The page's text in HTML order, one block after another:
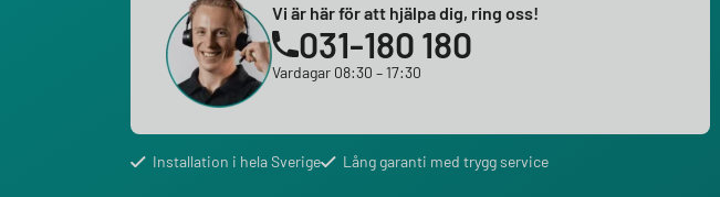
Vi är här för att hjälpa dig, ring oss!
031-180 180
Vardagar 08:30 – 17:30
Installation i hela Sverige Lång garanti med trygg service